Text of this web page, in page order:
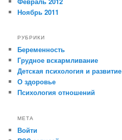
Ноябрь 2011
РУБРИКИ
Беременность
Грудное вскармливание
Детская психология и развитие
О здоровье
Психология отношений
МЕТА
Войти